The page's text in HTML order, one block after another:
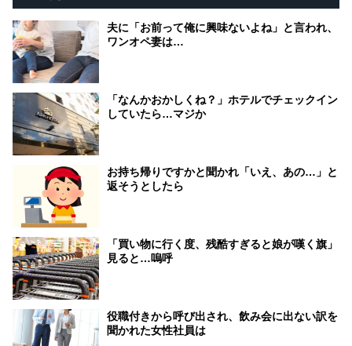
夫に「お前って俺に興味ないよね」と言われ、
ワンオペ妻は…
「なんかおかしくね？」ホテルでチェックイン
していたら…マジか
お持ち帰りですかと聞かれ「いえ、あの…」と
返そうとしたら
「買い物に行く度、残酷すぎると娘が嘆く旗」
見ると…嗚呼
役職付きから呼び出され、飲み会に出ない訳を
聞かれた女性社員は